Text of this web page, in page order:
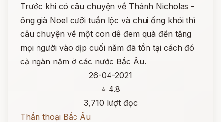
Trước khi có câu chuyện về Thánh Nicholas -
ông già Noel cưỡi tuần lộc và chui ống khói thì
câu chuyện về một con dê đem quà đến tặng
mọi người vào dịp cuối năm đã tồn tại cách đó
cả ngàn năm ở các nước Bắc Âu.
26-04-2021
⭐ 4.8
3,710 lượt đọc
Thần thoại Bắc Âu